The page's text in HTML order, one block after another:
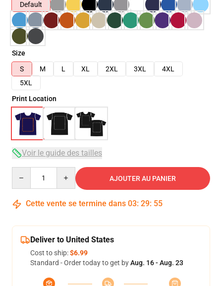
Default
Size
S
M L XL 2XL 3XL
4XL
5XL
Print Location
Voir le guide des tailles
AJOUTER AU PANIER
Cette vente se termine dans 03: 29: 54
Deliver to United States
Cost to ship:$6.99
Standard - Order today to get byAug. 16 - Aug. 23